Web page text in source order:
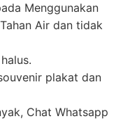
Menggunakan
Air dan tidak
plakat dan
Chat Whatsapp